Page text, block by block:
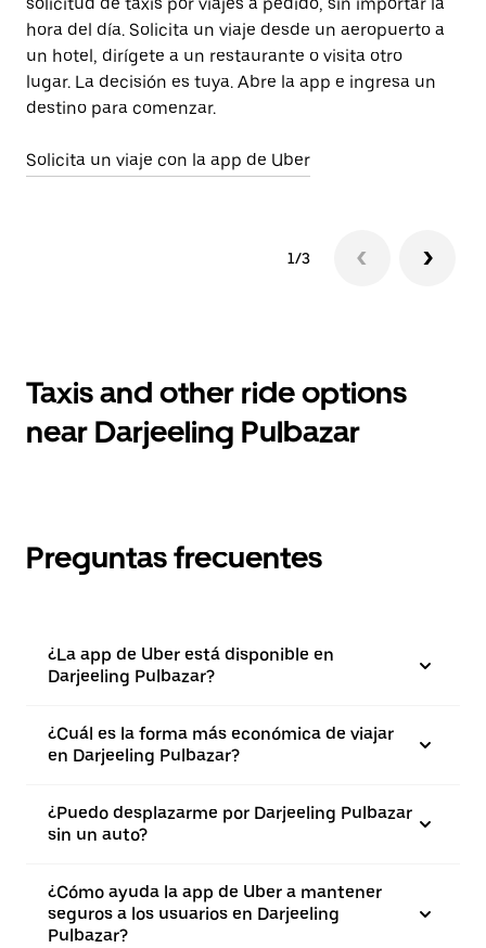
solicitud de taxis por viajes a pedido, sin importar la
hora del día. Solicita un viaje desde un aeropuerto a
un hotel, dirígete a un restaurante o visita otro
lugar. La decisión es tuya. Abre la app e ingresa un
destino para comenzar.
Solicita un viaje con la app de Uber
1/3
Taxis and other ride options
near Darjeeling Pulbazar
Preguntas frecuentes
¿La app de Uber está disponible en
Darjeeling Pulbazar?
¿Cuál es la forma más económica de viajar
en Darjeeling Pulbazar?
¿Puedo desplazarme por Darjeeling Pulbazar
sin un auto?
¿Cómo ayuda la app de Uber a mantener
seguros a los usuarios en Darjeeling
Pulbazar?